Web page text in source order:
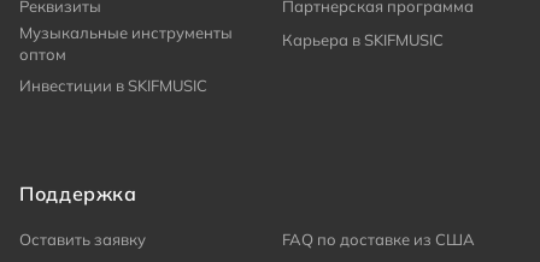
Реквизиты
Партнерская программа
Музыкальные инструменты
оптом
Карьера в SKIFMUSIC
Инвестиции в SKIFMUSIC
Поддержка
Оставить заявку
FAQ по доставке из США